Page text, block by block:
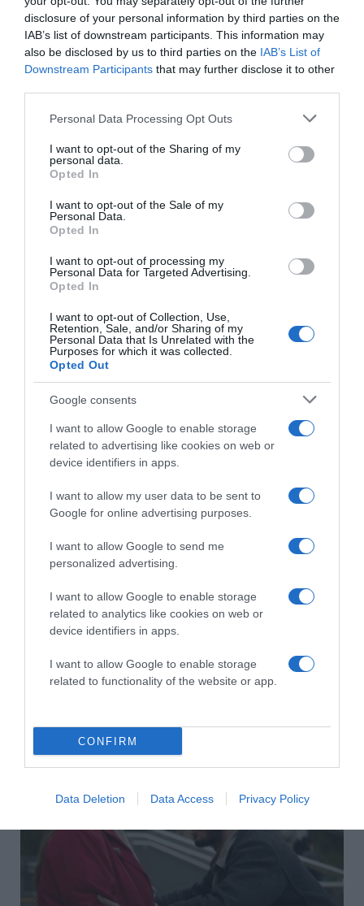
disclosure of your personal information by third parties on the
IAB’s list of downstream participants. This information may
also be disclosed by us to third parties on the IAB’s List of
Downstream Participants that may further disclose it to other
Please note that this website/app uses one or more Google
not limited to your visit or usage behaviour. You may click to
grant or deny consent to Google and its third-party tags to
use your data for below specified purposes in below Google
consent section.
Personal Data Processing Opt Outs
I want to opt-out of the Sharing of my
personal data.
Opted In
I want to opt-out of the Sale of my
Personal Data.
Opted In
I want to opt-out of processing my
Personal Data for Targeted Advertising.
Opted In
I want to opt-out of Collection, Use,
Retention, Sale, and/or Sharing of my
Personal Data that Is Unrelated with the
Purposes for which it was collected.
Opted Out
Google consents
I want to allow Google to enable storage
related to advertising like cookies on web or
device identifiers in apps.
I want to allow my user data to be sent to
Google for online advertising purposes.
I want to allow Google to send me
personalized advertising.
I want to allow Google to enable storage
related to analytics like cookies on web or
device identifiers in apps.
I want to allow Google to enable storage
related to functionality of the website or app.
CONFIRM
Data Deletion Data Access Privacy Policy
tolmácsolja. AJúlia nem akar a földön járni című dal ma is
olyan himnuszként szól, amely Lilla szellemiségét
testesíti meg. Több mint három évtizede járja saját zenei
útját szabadon, elvárásoktól mentesen, a poptól a
klasszikus rockon át egészen a crossover műfajáig.
személyisége.
Ne hagyd ki ezt az élményt!
parloes-paroles-budapest-mom-kulturalis-koezpont-
657662/event.html
melynek mottója:
"A Földünk védelme érdekében minden általunk
megrendezett koncert és előadás
energiafelhasználásának adataiból kiszámítjuk az
események ökológiai lábnyomát. E számítások alapján
annyi fát ültetünk hazánkban, amely képes ezt a
keletkezett ökolábnyomot ellensúlyozni."
Zenekari tagok:
Vincze Lilla – ének, akusztikus gitár
Hole Anna – fuvola
Dömény Krisztián – zitherlooper
Hegedűs Szabolcs – zongora
Kosztin László – akusztikus gitár
Facebook Pinterest
Címkék: koncert,programajánló,Vincze Lilla
Korábbi bejegyzések